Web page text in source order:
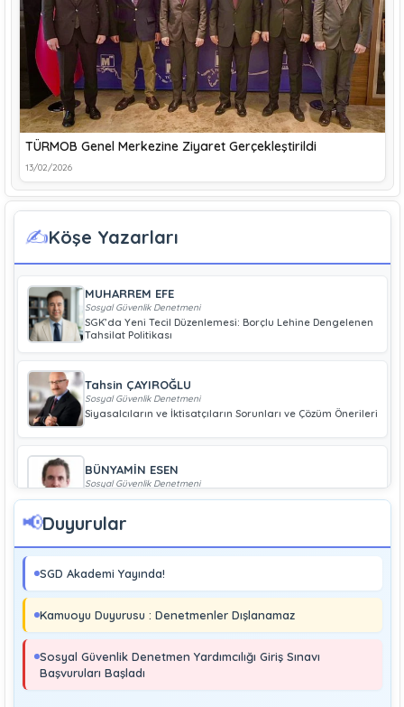
TÜRMOB Genel Merkezine Ziyaret Gerçekleştirildi
13/02/2026
✍️Köşe Yazarları
MUHARREM EFE
Sosyal Güvenlik Denetmeni
SGK’da Yeni Tecil Düzenlemesi: Borçlu Lehine Dengelenen
Tahsilat Politikası
Tahsin ÇAYIROĞLU
Sosyal Güvenlik Denetmeni
Siyasalcıların ve İktisatçıların Sorunları ve Çözüm Önerileri
BÜNYAMİN ESEN
Sosyal Güvenlik Denetmeni
Geliri Düşük Olan Çiftçiye Bağ-Kur Borcu Çıkmaz
Boray UĞRAŞ
Soma ve Ermenek’te Meydana Gelen Kazalar Büyük
Endüstriyel Kaza Sayılmakta Mıdır?
Sosyal Güvenlik Denetmeni
Kayıt Dışı İstihdamla Mücadeleye Farklı Bir Yaklaşım
📢Duyurular
SGD Akademi Yayında!
Kamuoyu Duyurusu : Denetmenler Dışlanamaz
Sosyal Güvenlik Denetmen Yardımcılığı Giriş Sınavı
Başvuruları Başladı